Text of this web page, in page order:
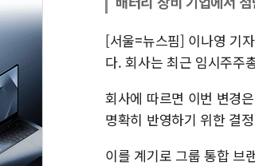
[서울=뉴스핌] 이나영 기
다. 회사는 최근 임시주주
회사에 따르면 이번 변경
명확히 반영하기 위한 결
이를 계기로 그룹 통합 브